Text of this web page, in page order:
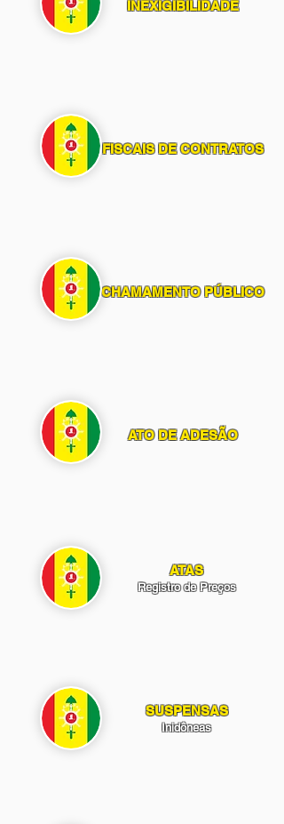
INEXIGIBILIDADE
FISCAIS DE CONTRATOS
CHAMAMENTO PÚBLICO
ATO DE ADESÃO
ATAS
Registro de Preços
SUSPENSAS
Inidôneas